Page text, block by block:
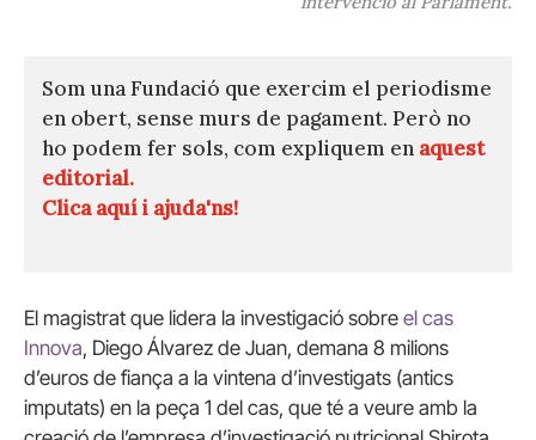
Som una Fundació que exercim el periodisme
en obert, sense murs de pagament. Però no
ho podem fer sols, com expliquem en aquest
editorial.
Clica aquí i ajuda'ns!
El magistrat que lidera la investigació sobre el cas
Innova, Diego Álvarez de Juan, demana 8 milions
d’euros de fiança a la vintena d’investigats (antics
imputats) en la peça 1 del cas, que té a veure amb la